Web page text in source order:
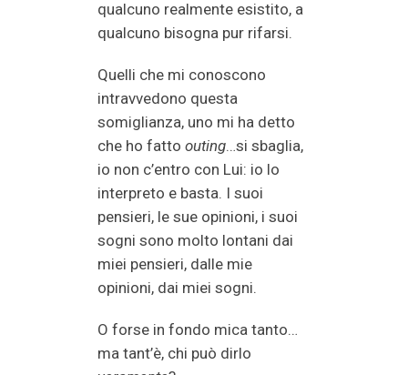
qualcuno realmente esistito, a
qualcuno bisogna pur rifarsi.
Quelli che mi conoscono
intravvedono questa
somiglianza, uno mi ha detto
che ho fatto outing…si sbaglia,
io non c’entro con Lui: io lo
interpreto e basta. I suoi
pensieri, le sue opinioni, i suoi
sogni sono molto lontani dai
miei pensieri, dalle mie
opinioni, dai miei sogni.
O forse in fondo mica tanto…
ma tant’è, chi può dirlo